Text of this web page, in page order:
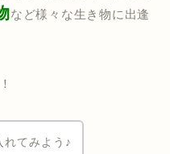
など様々な生き物に出逢
れてみよう♪